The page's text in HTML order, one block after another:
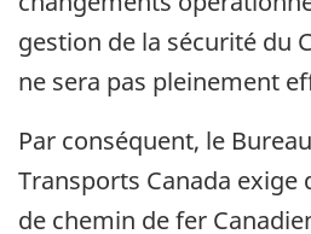
gestion de la sécurité du
ne sera pas pleinement
Par conséquent, le
Transports Canada exige
de chemin de fer